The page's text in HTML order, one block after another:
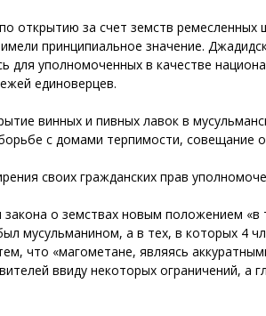
открытию за счет земств ремесленных
принципиальное значение.
для уполномоченных в качестве
единоверцев.
винных и пивных лавок в
с домами терпимости, совещание
своих гражданских прав
о земствах новым положением «в
мусульманином, а в тех, в которых 4
что «магометане, являясь
ввиду некоторых ограничений,